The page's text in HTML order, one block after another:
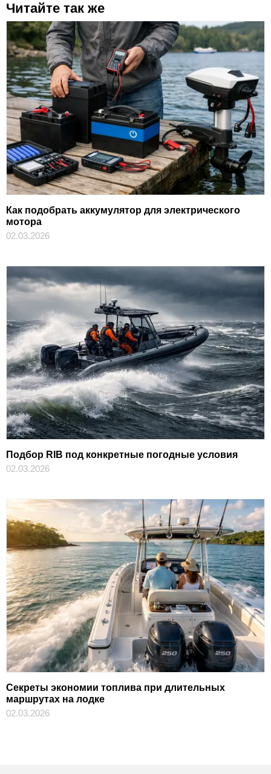
Читайте так же
Как подобрать аккумулятор для электрического
мотора
02.03.2026
Подбор RIB под конкретные погодные условия
02.03.2026
Секреты экономии топлива при длительных
маршрутах на лодке
02.03.2026